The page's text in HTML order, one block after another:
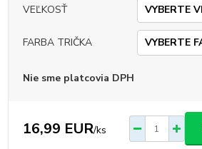
VEĽKOSŤ
FARBA TRIČKA
Nie sme platcovia DPH
16,99 EUR/ks